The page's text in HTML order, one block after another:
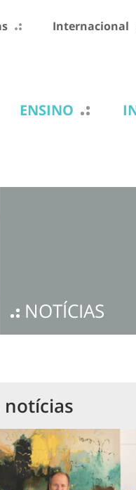
Internacional
ENSINO
NOTÍCIAS